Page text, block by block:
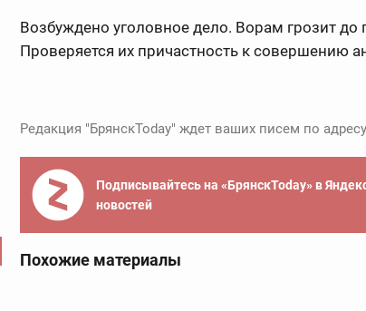
Возбуждено уголовное дело. Ворам грозит
Проверяется их причастность к совершению
Редакция "БрянскToday" ждет ваших писем по
Подписывайтесь на «БрянскToday» в
новостей
Похожие материалы